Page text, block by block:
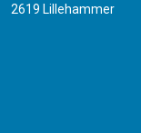
2619 Lillehammer